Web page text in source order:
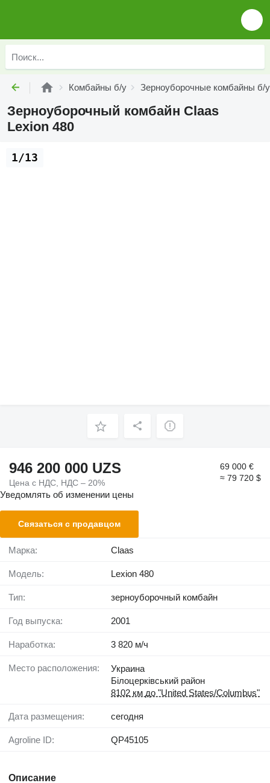
Комбайны б/у Зерноуборочные комбайны б/у
Зерноуборочный комбайн Claas
Lexion 480
1/13
946 200 000 UZS
Цена с НДС, НДС – 20%
69 000 €
≈ 79 720 $
Уведомлять об изменении цены
Связаться с продавцом
Марка: Claas
Модель: Lexion 480
Тип: зерноуборочный комбайн
Год выпуска: 2001
Наработка: 3 820 м/ч
Место расположения:
Украина
Білоцерківський район
8102 км до "United States/Columbus"
Дата размещения: сегодня
Agroline ID: QP45105
Описание